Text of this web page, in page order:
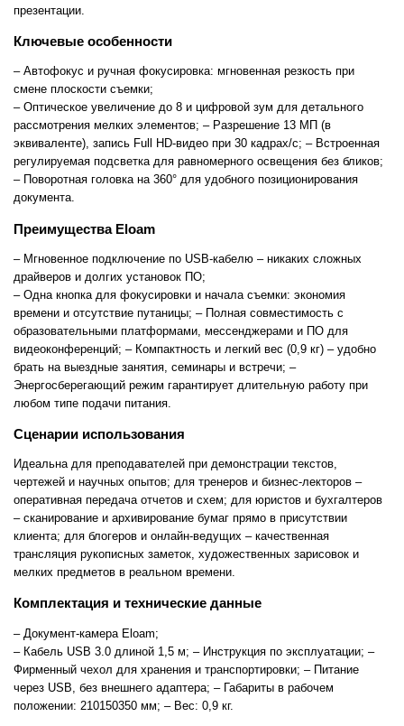
презентации.
Ключевые особенности
– Автофокус и ручная фокусировка: мгновенная резкость при
смене плоскости съемки;
– Оптическое увеличение до 8 и цифровой зум для детального
рассмотрения мелких элементов; – Разрешение 13 МП (в
эквиваленте), запись Full HD-видео при 30 кадрах/с; – Встроенная
регулируемая подсветка для равномерного освещения без бликов;
– Поворотная головка на 360° для удобного позиционирования
документа.
Преимущества Eloam
– Мгновенное подключение по USB-кабелю – никаких сложных
драйверов и долгих установок ПО;
– Одна кнопка для фокусировки и начала съемки: экономия
времени и отсутствие путаницы; – Полная совместимость с
образовательными платформами, мессенджерами и ПО для
видеоконференций; – Компактность и легкий вес (0,9 кг) – удобно
брать на выездные занятия, семинары и встречи; –
Энергосберегающий режим гарантирует длительную работу при
любом типе подачи питания.
Сценарии использования
Идеальна для преподавателей при демонстрации текстов,
чертежей и научных опытов; для тренеров и бизнес-лекторов –
оперативная передача отчетов и схем; для юристов и бухгалтеров
– сканирование и архивирование бумаг прямо в присутствии
клиента; для блогеров и онлайн-ведущих – качественная
трансляция рукописных заметок, художественных зарисовок и
мелких предметов в реальном времени.
Комплектация и технические данные
– Документ-камера Eloam;
– Кабель USB 3.0 длиной 1,5 м; – Инструкция по эксплуатации; –
Фирменный чехол для хранения и транспортировки; – Питание
через USB, без внешнего адаптера; – Габариты в рабочем
положении: 210150350 мм; – Вес: 0,9 кг.